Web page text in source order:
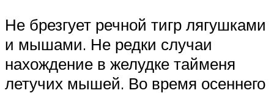
Не брезгует речной тигр лягушками
и мышами. Не редки случаи
нахождение в желудке тайменя
летучих мышей. Во время осеннего